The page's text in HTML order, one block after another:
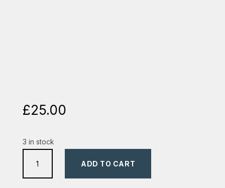
£25.00
3 in stock
pentru
ADD TO CART